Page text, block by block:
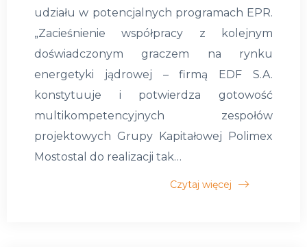
udziału w potencjalnych programach EPR.
„Zacieśnienie współpracy z kolejnym
doświadczonym graczem na rynku
energetyki jądrowej – firmą EDF S.A.
konstytuuje i potwierdza gotowość
multikompetencyjnych zespołów
projektowych Grupy Kapitałowej Polimex
Mostostal do realizacji tak…
Czytaj więcej